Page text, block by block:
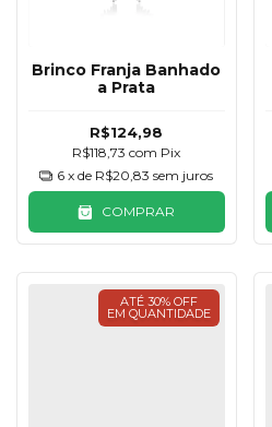
Brinco Franja Banhado
a Prata
R$124,98
R$118,73com Pix
6 x de R$20,83 sem juros
COMPRAR
ATÉ 30% OFF
EM QUANTIDADE